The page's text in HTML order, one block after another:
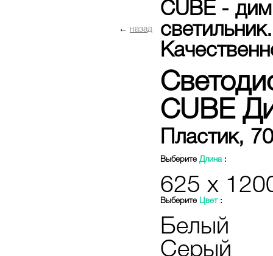
← назад
CUBE -
CUBE
Пластик,
Выберите Длина :
625 х
Выберите Цвет :
Белый
Серый